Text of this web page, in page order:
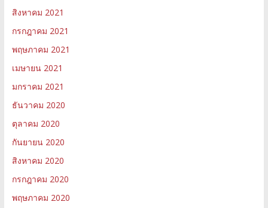
สิงหาคม 2021
กรกฎาคม 2021
พฤษภาคม 2021
เมษายน 2021
มกราคม 2021
ธันวาคม 2020
ตุลาคม 2020
กันยายน 2020
สิงหาคม 2020
กรกฎาคม 2020
พฤษภาคม 2020